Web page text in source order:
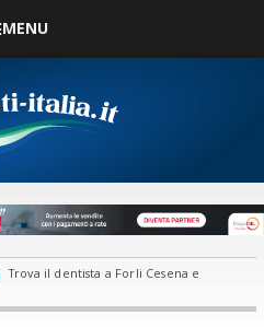
MENU
Trova il dentista a Forli Cesena e